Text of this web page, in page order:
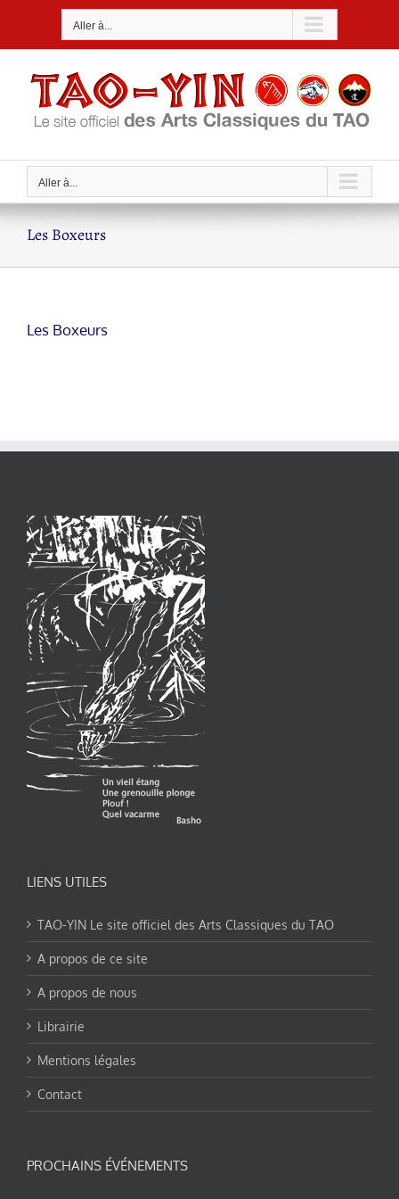
Aller à...
Aller à...
Les Boxeurs
Les Boxeurs
LIENS UTILES
TAO-YIN Le site officiel des Arts Classiques du TAO
A propos de ce site
A propos de nous
Librairie
Mentions légales
Contact
PROCHAINS ÉVÉNEMENTS